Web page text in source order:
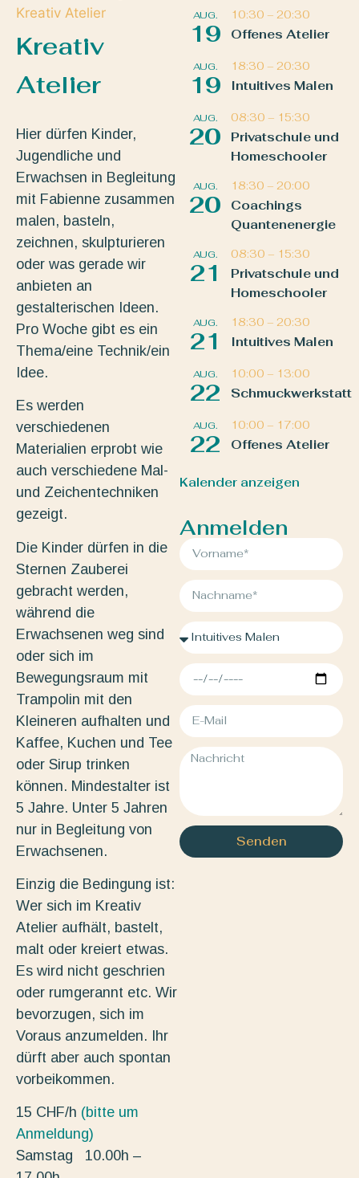
Kreativ Atelier
Kreativ
Atelier
Hier dürfen Kinder,
Jugendliche und
Erwachsen in Begleitung
mit Fabienne zusammen
malen, basteln,
zeichnen, skulpturieren
oder was gerade wir
anbieten an
gestalterischen Ideen.
Pro Woche gibt es ein
Thema/eine Technik/ein
Idee.
Es werden
verschiedenen
Materialien erprobt wie
auch verschiedene Mal-
und Zeichentechniken
gezeigt.
Die Kinder dürfen in die
Sternen Zauberei
gebracht werden,
während die
Erwachsenen weg sind
oder sich im
Bewegungsraum mit
Trampolin mit den
Kleineren aufhalten und
Kaffee, Kuchen und Tee
oder Sirup trinken
können. Mindestalter ist
5 Jahre. Unter 5 Jahren
nur in Begleitung von
Erwachsenen.
Einzig die Bedingung ist:
Wer sich im Kreativ
Atelier aufhält, bastelt,
malt oder kreiert etwas.
Es wird nicht geschrien
oder rumgerannt etc. Wir
bevorzugen, sich im
Voraus anzumelden. Ihr
dürft aber auch spontan
vorbeikommen.
15 CHF/h (bitte um
Anmeldung)
Samstag 10.00h –
AUG.
19
10:30 – 20:30
Offenes Atelier
AUG.
19
18:30 – 20:30
Intuitives Malen
AUG.
20
08:30 – 15:30
Privatschule und
Homeschooler
AUG.
20
18:30 – 20:00
Coachings
Quantenenergie
AUG.
21
08:30 – 15:30
Privatschule und
Homeschooler
AUG.
21
18:30 – 20:30
Intuitives Malen
AUG.
22
10:00 – 13:00
Schmuckwerkstatt
AUG.
22
10:00 – 17:00
Offenes Atelier
Kalender anzeigen
Anmelden
Senden